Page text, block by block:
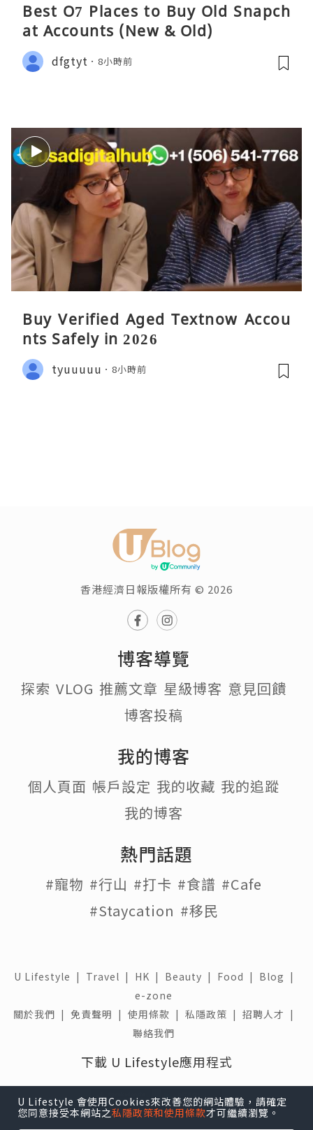
Best O7 Places to Buy Old Snapch
at Accounts (New & Old)
dfgtyt 8小時前
Buy Verified Aged Textnow Accou
nts Safely in 2026
tyuuuuu 8小時前
香港經濟日報版權所有 © 2026
博客導覽
探索 VLOG 推薦文章 星級博客 意見回饋
博客投稿
我的博客
個人頁面 帳戶設定 我的收藏 我的追蹤
我的博客
熱門話題
#寵物 #行山 #打卡 #食譜 #Cafe
#Staycation #移民
U Lifestyle | Travel | HK | Beauty | Food | Blog |
e-zone
關於我們 | 免責聲明 | 使用條款 | 私隱政策 | 招聘人才 |
聯絡我們
下載 U Lifestyle應用程式
U Lifestyle 會使用Cookies來改善您的網站體驗，請確定
您同意接受本網站之私隱政策和使用條款才可繼續瀏覽。